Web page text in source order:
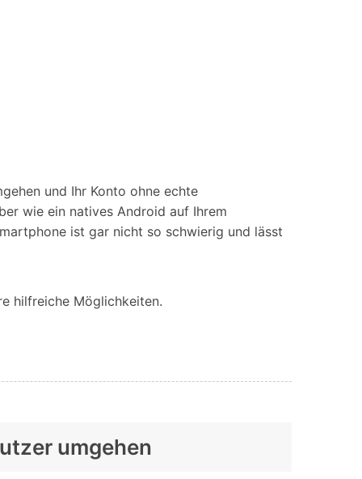
und Ihr Konto ohne echte
wie ein natives Android auf Ihrem
ist gar nicht so schwierig und lässt
hilfreiche Möglichkeiten.
umgehen